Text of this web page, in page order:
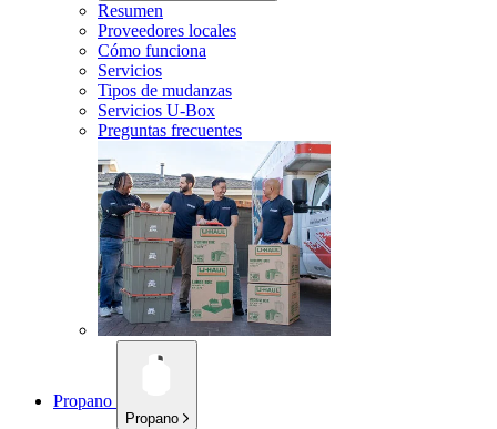
Resumen
Proveedores locales
Cómo funciona
Servicios
Tipos de mudanzas
Servicios U-Box
Preguntas frecuentes
Propano
Propano